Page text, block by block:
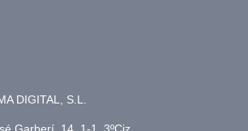
DIGITAL, S.L.